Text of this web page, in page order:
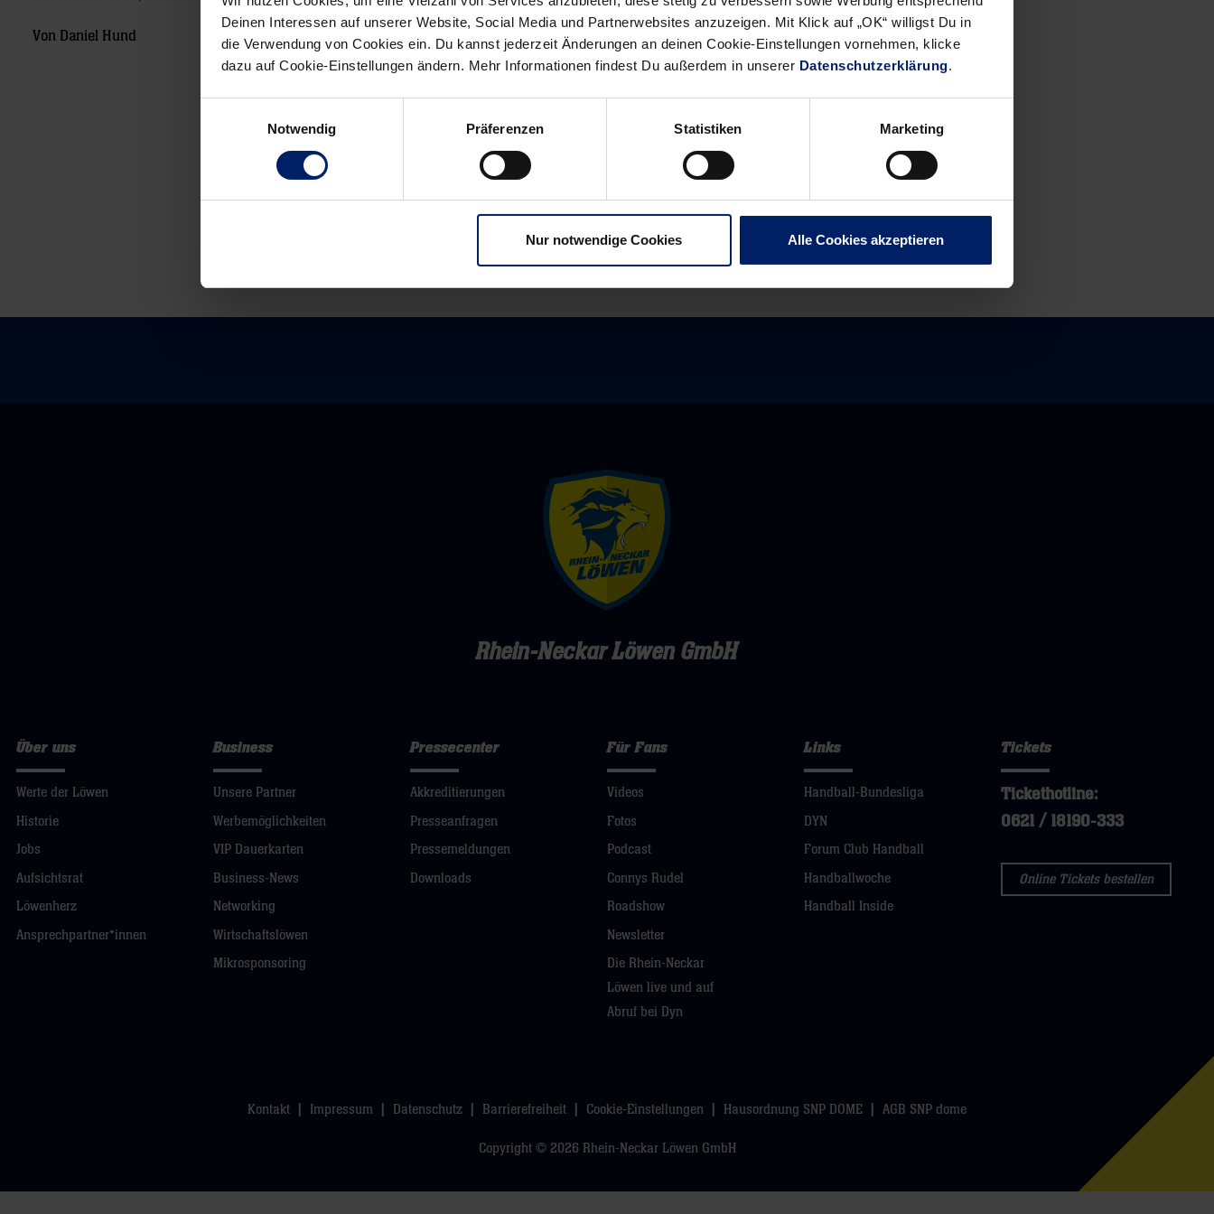
Deinen Interessen auf unserer Website, Social Media und Partnerwebsites anzuzeigen. Mit Klick auf „OK“ willigst Du in
die Verwendung von Cookies ein. Du kannst jederzeit Änderungen an deinen Cookie-Einstellungen vornehmen, klicke
dazu auf Cookie-Einstellungen ändern. Mehr Informationen findest Du außerdem in unserer Datenschutzerklärung.
Notwendig
Präferenzen Statistiken Marketing
Nur notwendige Cookies Alle Cookies akzeptieren
Von Daniel Hund
News:
Neckar-
Löwen
starten
mit
Auswärtssieg
News:
Neuen
ein
(Allgemeine
Zeitung)
Rhein-Neckar Löwen GmbH
Über uns
Werte der Löwen
Historie
Jobs
Aufsichtsrat
Löwenherz
Ansprechpartner*innen
Business
Unsere Partner
Werbemöglichkeiten
VIP Dauerkarten
Business-News
Networking
Wirtschaftslöwen
Mikrosponsoring
Pressecenter
Akkreditierungen
Presseanfragen
Pressemeldungen
Downloads
Für Fans
Videos
Fotos
Podcast
Connys Rudel
Roadshow
Newsletter
Die Rhein-Neckar
Löwen live und auf
Abruf bei Dyn
Links
Handball-Bundesliga
DYN
Forum Club Handball
Handballwoche
Handball Inside
Tickets
Tickethotline:
0621 / 18190-333
Online Tickets bestellen
Kontakt Impressum Datenschutz Barrierefreiheit Cookie-Einstellungen Hausordnung SNP DOME AGB SNP dome
Copyright © 2026 Rhein-Neckar Löwen GmbH